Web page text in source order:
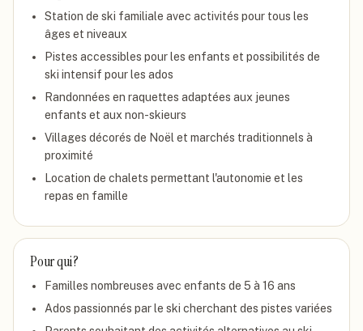
Station de ski familiale avec activités pour tous les
âges et niveaux
Pistes accessibles pour les enfants et possibilités de
ski intensif pour les ados
Randonnées en raquettes adaptées aux jeunes
enfants et aux non-skieurs
Villages décorés de Noël et marchés traditionnels à
proximité
Location de chalets permettant l'autonomie et les
repas en famille
Pour qui ?
Familles nombreuses avec enfants de 5 à 16 ans
Ados passionnés par le ski cherchant des pistes variées